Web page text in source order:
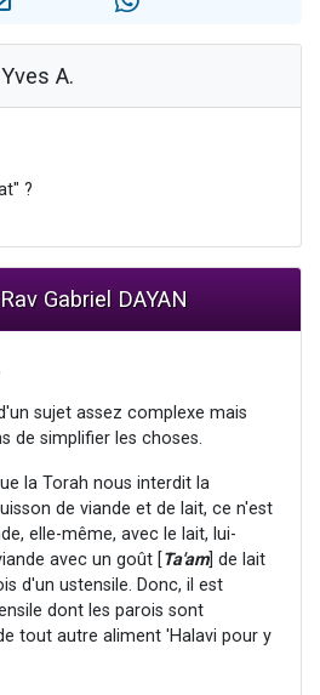
A.
?
Gabriel DAYAN
sujet assez complexe mais
de simplifier les choses.
la Torah nous interdit la
de viande et de lait, ce n'est
elle-même, avec le lait, lui-
avec un goût [ Ta'am] de lait
d'un ustensile. Donc, il est
dont les parois sont
tout autre aliment 'Halavi pour y